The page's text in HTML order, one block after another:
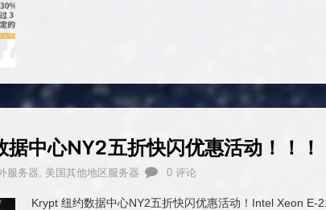
中心NY2五折快闪优惠活动！！！
服务器, 美国其他地区服务器 0 评论
Krypt 纽约数据中心NY2五折快闪优惠活动！Intel Xeon E-